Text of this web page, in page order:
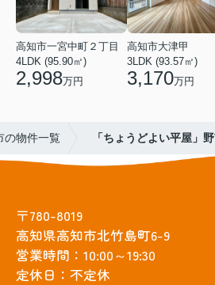
高知市一宮中町２丁目
4LDK (95.90㎡)
2,998万円
高知市大津甲
3LDK (93.57㎡)
3,170万円
の物件一覧 「ちょうどよい平屋」
〒780-8019
高知県高知市北竹島町6-9
営業時間：10:00～19:30
定休日：不定休